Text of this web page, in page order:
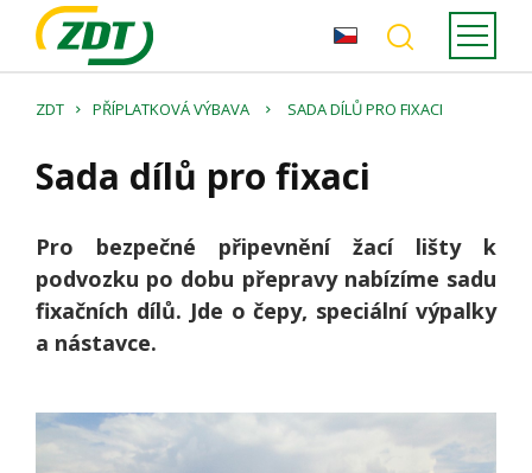
ZDT PŘÍPLATKOVÁ VÝBAVA SADA DÍLŮ PRO FIXACI
Sada dílů pro fixaci
Pro bezpečné připevnění žací lišty k
podvozku po dobu přepravy nabízíme sadu
fixačních dílů. Jde o čepy, speciální výpalky
a nástavce.